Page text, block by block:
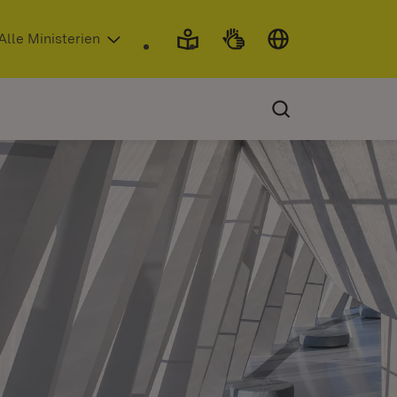
neuem Fenster)
Ministerien